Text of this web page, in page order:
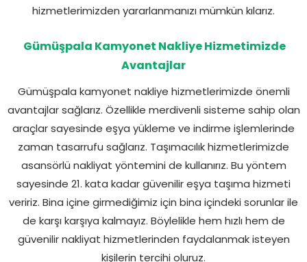
hizmetlerimizden yararlanmanızı mümkün kılarız.
Gümüşpala Kamyonet Nakliye Hizmetimizde
Avantajlar
Gümüşpala kamyonet nakliye hizmetlerimizde önemli
avantajlar sağlarız. Özellikle merdivenli sisteme sahip olan
araçlar sayesinde eşya yükleme ve indirme işlemlerinde
zaman tasarrufu sağlarız. Taşımacılık hizmetlerimizde
asansörlü nakliyat yöntemini de kullanırız. Bu yöntem
sayesinde 21. kata kadar güvenilir eşya taşıma hizmeti
veririz. Bina içine girmediğimiz için bina içindeki sorunlar ile
de karşı karşıya kalmayız. Böylelikle hem hızlı hem de
güvenilir nakliyat hizmetlerinden faydalanmak isteyen
kişilerin tercihi oluruz.